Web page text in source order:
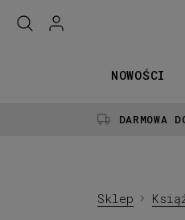
NOWOŚCI
DARMOWA
Sklep